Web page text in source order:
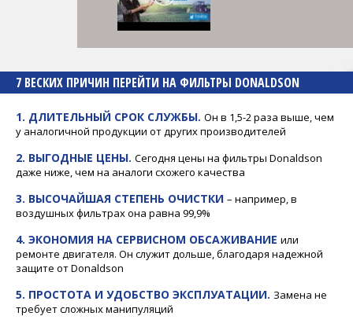
7 ВЕСКИХ ПРИЧИН ПЕРЕЙТИ НА ФИЛЬТРЫ DONALDSON
1. ДЛИТЕЛЬНЫЙ СРОК СЛУЖБЫ. Он в 1,5-2 раза выше, чем
у аналогичной продукции от других производителей
2. ВЫГОДНЫЕ ЦЕНЫ. Сегодня цены на фильтры Donaldson
даже ниже, чем на аналоги схожего качества
3. ВЫСОЧАЙШАЯ СТЕПЕНЬ ОЧИСТКИ – например, в
воздушных фильтрах она равна 99,9%
4. ЭКОНОМИЯ НА СЕРВИСНОМ ОБСАЖИВАНИЕ или
ремонте двигателя. Он служит дольше, благодаря надежной
защите от Donaldson
5. ПРОСТОТА И УДОБСТВО ЭКСПЛУАТАЦИИ. Замена не
требует сложных манипуляций